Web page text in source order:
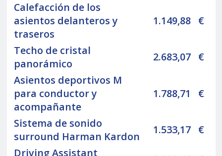
Calefacción de los
asientos delanteros y
traseros
1.149,88 €
Techo de cristal
panorámico
2.683,07 €
Asientos deportivos M
para conductor y
acompañante
1.788,71 €
Sistema de sonido
surround Harman Kardon
1.533,17 €
Driving Assistant